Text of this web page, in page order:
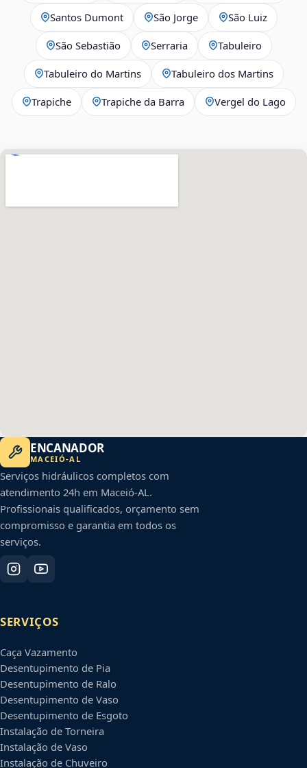
Santos Dumont São Jorge São Luiz
São Sebastião Serraria Tabuleiro
Tabuleiro do Martins Tabuleiro dos Martins
Trapiche Trapiche da Barra Vergel do Lago
ENCANADOR
MACEIÓ-AL
Serviços hidráulicos completos com
atendimento 24h em Maceió-AL.
Profissionais qualificados, orçamento sem
compromisso e garantia em todos os
serviços.
SERVIÇOS
Caça Vazamento
Desentupimento de Pia
Desentupimento de Ralo
Desentupimento de Vaso
Desentupimento de Esgoto
Instalação de Torneira
Instalação de Vaso
Instalação de Chuveiro